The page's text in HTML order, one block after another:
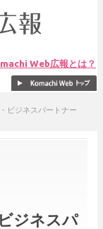
Web広報とは？
ビジネスパートナー
ジネスパ